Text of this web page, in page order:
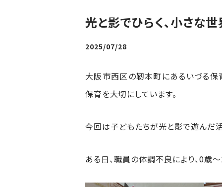
光と影でひらく、小さな
2025/07/28
大阪市西区の靭本町にあるいづる保
保育を大切にしています。
今回は子どもたちが光と影で遊んだ
ある日、職員の体調不良により、0歳